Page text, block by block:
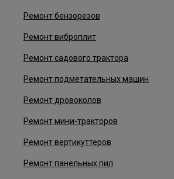
Ремонт бензорезов
Ремонт виброплит
Ремонт садового трактора
Ремонт подметательных машин
Ремонт дровоколов
Ремонт мини-тракторов
Ремонт вертикуттеров
Ремонт панельных пил